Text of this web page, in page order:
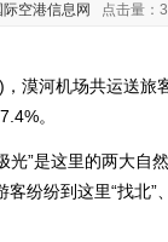
际空港信息网 点击量：
河机场共运送旅
。
”是这里的两大自然
纷纷到这里“找北”